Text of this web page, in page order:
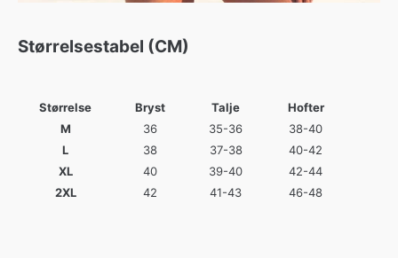
Størrelsestabel (CM)
Størrelse Bryst Talje
Hofter
M
36 35-36
38-40
L
38 37-38
40-42
XL
40 39-40
42-44
2XL
42 41-43 46-48